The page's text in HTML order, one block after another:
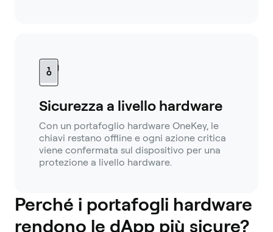
Sicurezza a livello hardware
Con un portafoglio hardware OneKey, le
chiavi restano offline e ogni azione critica
viene confermata sul dispositivo per una
protezione a livello hardware.
Perché i portafogli hardware
rendono le dApp più sicure?